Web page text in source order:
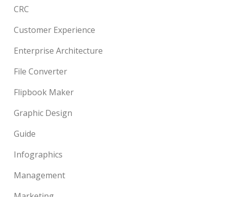
CRC
Customer Experience
Enterprise Architecture
File Converter
Flipbook Maker
Graphic Design
Guide
Infographics
Management